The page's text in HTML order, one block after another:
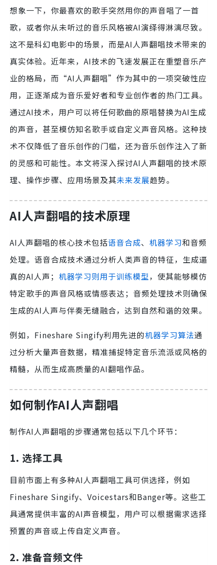
想象一下，你最喜欢的歌手突然用你的声音唱了一首
歌，或者你从未听过的音乐风格被AI演绎得淋漓尽致。
这不是科幻电影中的场景，而是AI人声翻唱技术带来的
真实体验。近年来，AI技术的飞速发展正在重塑音乐产
业的格局，而“AI人声翻唱”作为其中的一项突破性应
用，正逐渐成为音乐爱好者和专业创作者的热门工具。
通过AI技术，用户可以将任何歌曲的原唱替换为AI生成
的声音，甚至模仿知名歌手或自定义声音风格。这种技
术不仅降低了音乐创作的门槛，还为音乐创作注入了新
的灵感和可能性。本文将深入探讨AI人声翻唱的技术原
理、操作步骤、应用场景及其未来发展趋势。
AI人声翻唱的技术原理
AI人声翻唱的核心技术包括语音合成、 机器学习和音频
处理。语音合成技术通过分析人类声音的特征，生成逼
真的AI人声； 机器学习则用于训练模型，使其能够模仿
特定歌手的声音风格或情感表达；音频处理技术则确保
生成的AI人声与伴奏无缝融合，达到自然和谐的效果。
例如，Fineshare Singify利用先进的机器学习算法通
过分析大量声音数据，精准捕捉特定音乐流派或风格的
精髓，从而生成高质量的AI翻唱作品。
如何制作AI人声翻唱
制作AI人声翻唱的步骤通常包括以下几个环节：
1. 选择工具
目前市面上有多种AI人声翻唱工具可供选择，例如
Fineshare Singify、Voicestars和Banger等。这些工
具通常提供丰富的AI声音模型，用户可以根据需求选择
预置的声音或上传自定义声音。
2. 准备音频文件